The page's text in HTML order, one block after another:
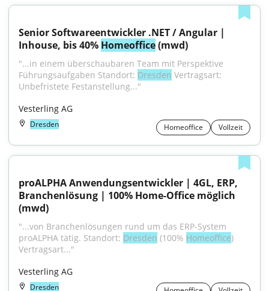
Senior Softwareentwickler .NET / Angular |
Inhouse, bis 40% Homeoffice (mwd)
"...in einem überschaubaren Team mit Perspektive
Führungsaufgaben Standort: Dresden Vertragsart:
Unbefristete Festanstellung..."
Vesterling AG
Dresden Homeoffice Vollzeit
proALPHA Anwendungsentwickler | 4GL, ERP,
Branchenlösung | 100% Home-Office möglich
(mwd)
"...von Branchenlösungen rund um das ERP-System
proALPHA tätig. Standort: Dresden (100% Homeoffice)
Vertragsart..."
Vesterling AG
Dresden